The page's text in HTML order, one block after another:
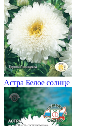
Астра Белое солнце